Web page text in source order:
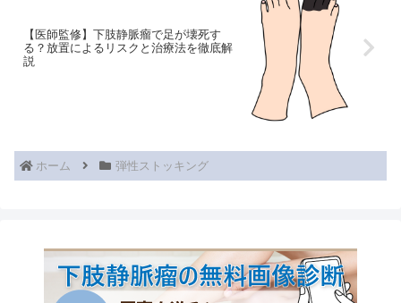
【医師監修】下肢静脈瘤で足が壊死す
る？放置によるリスクと治療法を徹底解
説
ホーム 弾性ストッキング